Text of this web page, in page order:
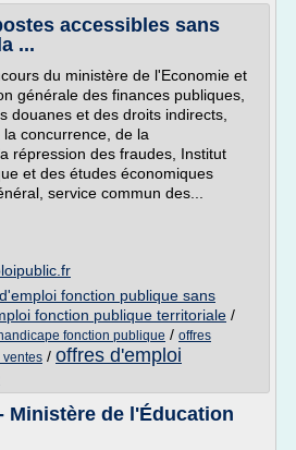
accessibles sans
...
du ministère de l'Economie et
générale des finances publiques,
douanes et des droits indirects,
concurrence, de la
répression des fraudes, Institut
et des études économiques
service commun des...
fonction publique sans
fonction publique territoriale /
fonction publique / offres
ventes / offres d'emploi
Ministère de l'Éducation